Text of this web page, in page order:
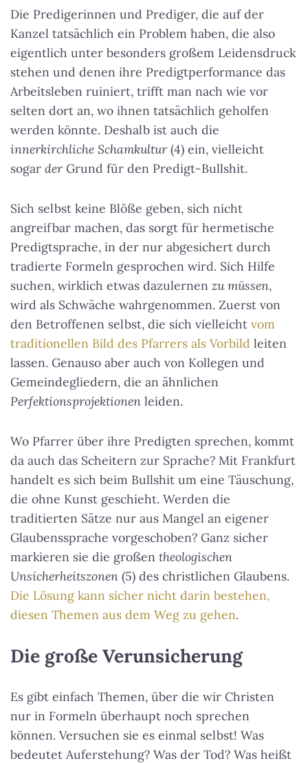
Die Predigerinnen und Prediger, die auf der
Kanzel tatsächlich ein Problem haben, die also
eigentlich unter besonders großem Leidensdruck
stehen und denen ihre Predigtperformance das
Arbeitsleben ruiniert, trifft man nach wie vor
selten dort an, wo ihnen tatsächlich geholfen
werden könnte. Deshalb ist auch die
innerkirchliche Schamkultur (4) ein, vielleicht
sogar der Grund für den Predigt-Bullshit.
Sich selbst keine Blöße geben, sich nicht
angreifbar machen, das sorgt für hermetische
Predigtsprache, in der nur abgesichert durch
tradierte Formeln gesprochen wird. Sich Hilfe
suchen, wirklich etwas dazulernen zu müssen,
wird als Schwäche wahrgenommen. Zuerst von
den Betroffenen selbst, die sich vielleicht vom
traditionellen Bild des Pfarrers als Vorbild leiten
lassen. Genauso aber auch von Kollegen und
Gemeindegliedern, die an ähnlichen
Perfektionsprojektionen leiden.
Wo Pfarrer über ihre Predigten sprechen, kommt
da auch das Scheitern zur Sprache? Mit Frankfurt
handelt es sich beim Bullshit um eine Täuschung,
die ohne Kunst geschieht. Werden die
traditierten Sätze nur aus Mangel an eigener
Glaubenssprache vorgeschoben? Ganz sicher
markieren sie die großen theologischen
Unsicherheitszonen (5) des christlichen Glaubens.
Die Lösung kann sicher nicht darin bestehen,
diesen Themen aus dem Weg zu gehen.
Die große Verunsicherung
Es gibt einfach Themen, über die wir Christen
nur in Formeln überhaupt noch sprechen
können. Versuchen sie es einmal selbst! Was
bedeutet Auferstehung? Was der Tod? Was heißt